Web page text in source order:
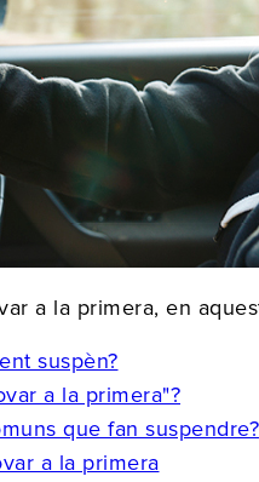
a la primera, en
suspèn?
a la primera"?
que fan suspendre?
a la primera